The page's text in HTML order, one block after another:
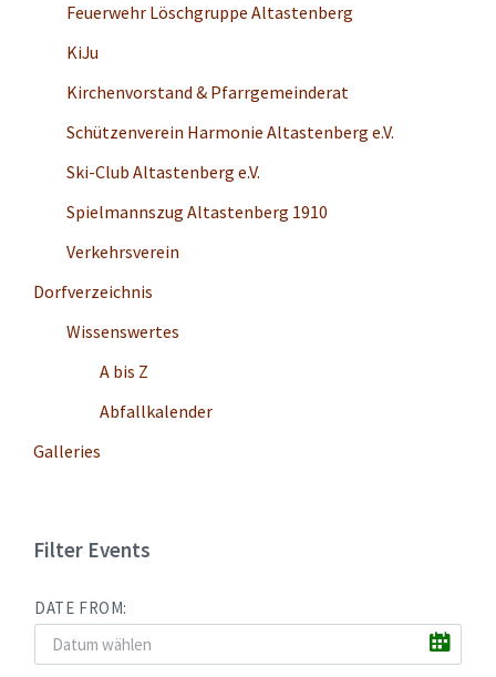
Feuerwehr Löschgruppe Altastenberg
KiJu
Kirchenvorstand & Pfarrgemeinderat
Schützenverein Harmonie Altastenberg e.V.
Ski-Club Altastenberg e.V.
Spielmannszug Altastenberg 1910
Verkehrsverein
Dorfverzeichnis
Wissenswertes
A bis Z
Abfallkalender
Galleries
Filter Events
DATE FROM: